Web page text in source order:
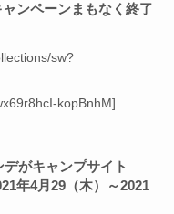
ンペーンまもなく終了
sw?
kopBnhM]
がキャンプサイト
年4月29（木）～2021